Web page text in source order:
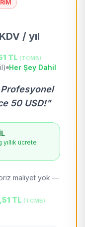
/ yıl
TL (TCMB)
Her Şey Dahil
50 USD!"
yıllık ücrete
maliyet yok —
TL (TCMB)